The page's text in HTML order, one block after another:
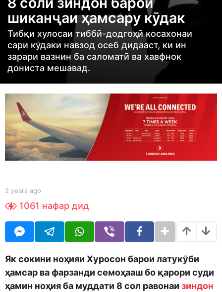
a
r
s
a
g
o
2
y
a
r
s
o
шиканҷаи ҳамсару кӯдак
Тибқи хулосаи тиббӣ-додгоҳӣ косахонаи
сари кӯдаки навзод осеб дидааст, ки ин
зарари вазнин ба саломатӣ ва хавфнок
дониста мешавад.
b
S
h
d
o
2 years ago
e
g
1061 нафар дид
Як сокини ноҳияи Хуросон барои латукӯби
ҳамсар ва фарзанди семоҳаашбо қарори суди
ҳамин ноҳия ба муддати 8 сол равонаи зиндон